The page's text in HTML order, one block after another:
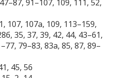
91–107, 109, 111, 52,
107, 107а, 109, 113–159,
35, 37, 39, 42, 44, 43–61,
79–83, 83а, 85, 87, 89–
45, 56